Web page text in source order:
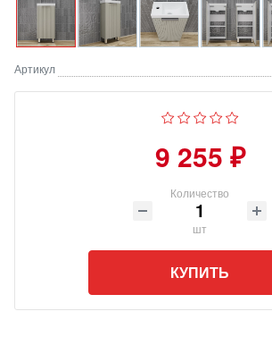
Артикул
9 255 ₽
Количество
шт
КУПИТЬ